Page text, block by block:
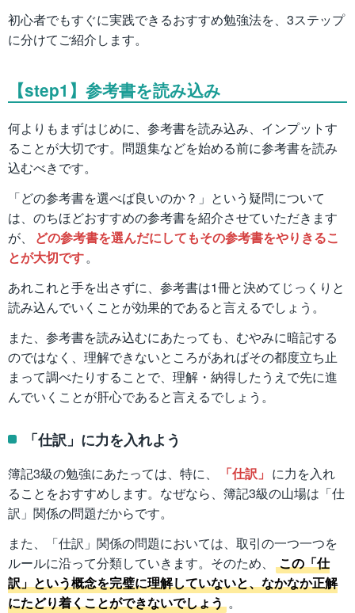
初心者でもすぐに実践できるおすすめ勉強法を、3ステップ
に分けてご紹介します。
【step1】参考書を読み込み
何よりもまずはじめに、参考書を読み込み、インプットす
ることが大切です。問題集などを始める前に参考書を読み
込むべきです。
「どの参考書を選べば良いのか？」という疑問について
は、のちほどおすすめの参考書を紹介させていただきます
が、
どの参考書を選んだにしてもその参考書をやりきるこ
とが大切です。
あれこれと手を出さずに、参考書は1冊と決めてじっくりと
読み込んでいくことが効果的であると言えるでしょう。
また、参考書を読み込むにあたっても、むやみに暗記する
のではなく、理解できないところがあればその都度立ち止
まって調べたりすることで、理解・納得したうえで先に進
んでいくことが肝心であると言えるでしょう。
「仕訳」に力を入れよう
簿記3級の勉強にあたっては、特に、 「仕訳」 に力を入れ
ることをおすすめします。なぜなら、簿記3級の山場は「仕
訳」関係の問題だからです。
また、「仕訳」関係の問題においては、取引の一つ一つを
ルールに沿って分類していきます。そのため、
この「仕
訳」という概念を完璧に理解していないと、なかなか正解
にたどり着くことができないでしょう 。